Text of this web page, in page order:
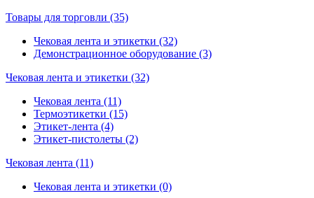
Товары для торговли (35)
Чековая лента и этикетки (32)
Демонстрационное оборудование (3)
Чековая лента и этикетки (32)
Чековая лента (11)
Термоэтикетки (15)
Этикет-лента (4)
Этикет-пистолеты (2)
Чековая лента (11)
Чековая лента и этикетки (0)